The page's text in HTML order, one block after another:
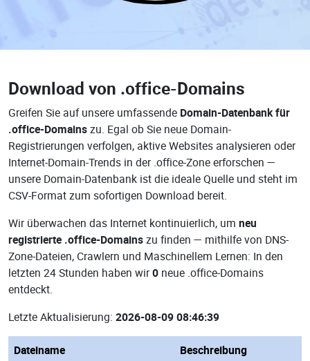
Download von .office-Domains
Greifen Sie auf unsere umfassende Domain-Datenbank für
.office-Domainszu. Egal ob Sie neue Domain-
Registrierungen verfolgen, aktive Websites analysieren oder
Internet-Domain-Trends in der .office-Zone erforschen —
unsere Domain-Datenbank ist die ideale Quelle und steht im
CSV-Format zum sofortigen Download bereit.
Wir überwachen das Internet kontinuierlich, um neu
registrierte .office-Domainszu finden — mithilfe von DNS-
Zone-Dateien, Crawlern und Maschinellem Lernen: In den
letzten 24 Stunden haben wir0 neue .office-Domains
entdeckt.
Letzte Aktualisierung: 2026-08-09 08:46:39
Dateiname Beschreibung